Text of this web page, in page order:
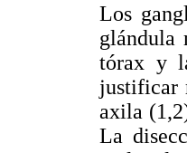
Los
glándula
tórax y
justificar
axila
La